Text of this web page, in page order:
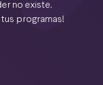
no existe.
tus programas!